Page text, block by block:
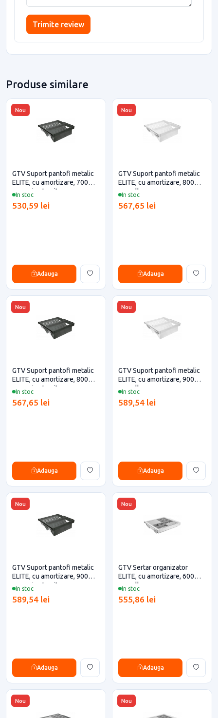
Trimite review
Produse similare
Nou
In stoc
GTV Suport pantofi metalic
ELITE, cu amortizare, 700
mm, gri antracit
530,59 lei
Adauga
Nou
In stoc
GTV Suport pantofi metalic
ELITE, cu amortizare, 800
mm, alb
567,65 lei
Adauga
Nou
In stoc
GTV Suport pantofi metalic
ELITE, cu amortizare, 800
mm, gri antracit
567,65 lei
Adauga
Nou
In stoc
GTV Suport pantofi metalic
ELITE, cu amortizare, 900
mm, alb
589,54 lei
Adauga
Nou
In stoc
GTV Suport pantofi metalic
ELITE, cu amortizare, 900
mm, gri antracit
589,54 lei
Adauga
Nou
In stoc
GTV Sertar organizator
ELITE, cu amortizare, 600
mm, alb
555,86 lei
Adauga
Nou Nou